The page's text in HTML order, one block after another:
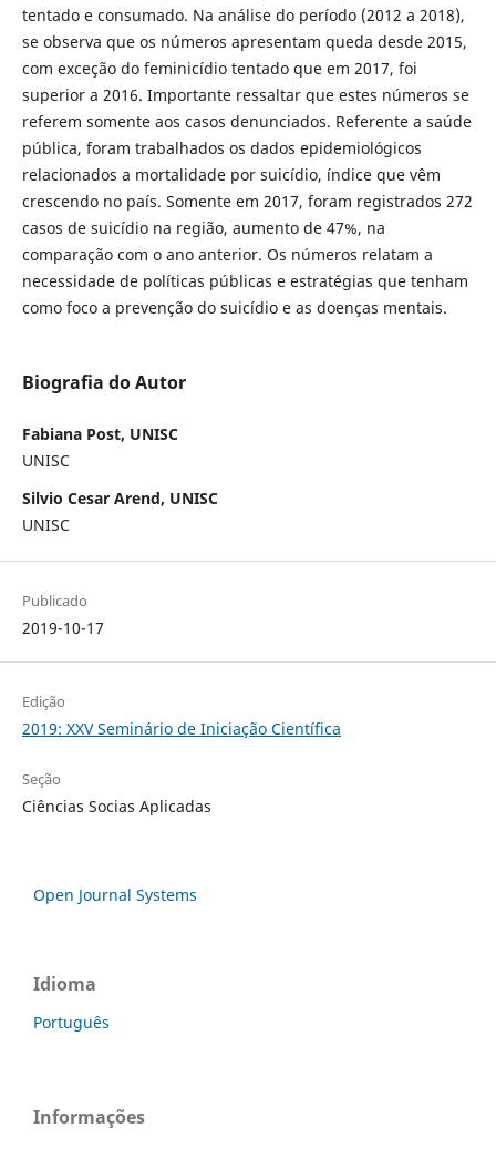
tentado e consumado. Na análise do período (2012 a 2018),
se observa que os números apresentam queda desde 2015,
com exceção do feminicídio tentado que em 2017, foi
superior a 2016. Importante ressaltar que estes números se
referem somente aos casos denunciados. Referente a saúde
pública, foram trabalhados os dados epidemiológicos
relacionados a mortalidade por suicídio, índice que vêm
crescendo no país. Somente em 2017, foram registrados 272
casos de suicídio na região, aumento de 47%, na
comparação com o ano anterior. Os números relatam a
necessidade de políticas públicas e estratégias que tenham
como foco a prevenção do suicídio e as doenças mentais.
Biografia do Autor
Fabiana Post, UNISC
UNISC
Silvio Cesar Arend, UNISC
UNISC
Publicado
2019-10-17
Edição
2019: XXV Seminário de Iniciação Científica
Seção
Ciências Socias Aplicadas
Open Journal Systems
Idioma
Português
Informações